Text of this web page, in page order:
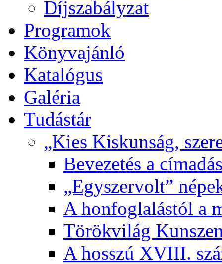
Díjszabályzat
Programok
Könyvajánló
Katalógus
Galéria
Tudástár
„Kies Kiskunság,
Bevezetés a
„Egyszervolt”
A honfoglalástól a
Törökvilág
A hosszú XVIII.